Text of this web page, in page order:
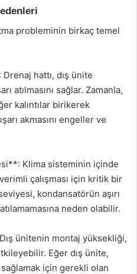
probleminin birkaç temel
hattı, dış ünite
atılmasını sağlar. Zamanla,
kalıntılar birikerek
akmasını engeller ve
Klima sisteminin içinde
çalışması için kritik bir
kondansatörün aşırı
neden olabilir.
ünitenin montaj yüksekliği,
Eğer dış ünite,
sağlamak için gerekli olan